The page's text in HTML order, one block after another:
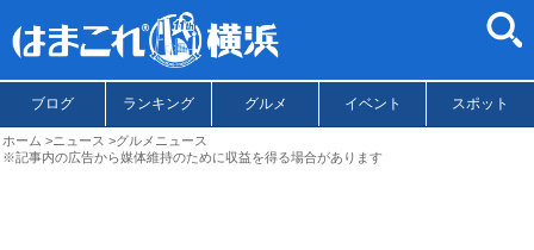
ブログ ランキング グルメ イベント スポット
ホーム ニュース
グルメニュース
※記事内の広告から媒体維持のために収益を得る場合があります